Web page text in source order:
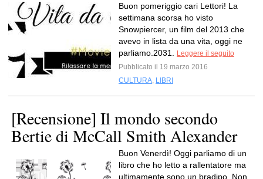
Buon pomeriggio cari Lettori! La
settimana scorsa ho visto
Snowpiercer, un film del 2013 che
avevo in lista da una vita, oggi ne
parliamo.2031.
Leggere il seguito
Pubblicato il 19 marzo 2016
CULTURA, LIBRI
[Recensione] Il mondo secondo
Bertie di McCall Smith Alexander
Buon Venerdì! Oggi parliamo di un
libro che ho letto a rallentatore ma
ultimamente sono un bradipo. Non